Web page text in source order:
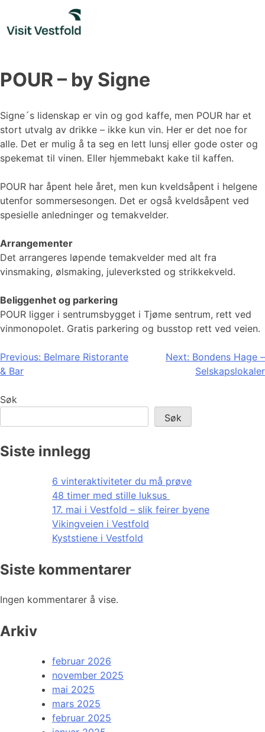
content
POUR – by Signe
Signe´s lidenskap er vin og god kaffe, men POUR har et
stort utvalg av drikke – ikke kun vin. Her er det noe for
alle. Det er mulig å ta seg en lett lunsj eller gode oster og
spekemat til vinen. Eller hjemmebakt kake til kaffen.
POUR har åpent hele året, men kun kveldsåpent i helgene
utenfor sommersesongen. Det er også kveldsåpent ved
spesielle anledninger og temakvelder.
Arrangementer
Det arrangeres løpende temakvelder med alt fra
vinsmaking, ølsmaking, juleverksted og strikkekveld.
Beliggenhet og parkering
POUR ligger i sentrumsbygget i Tjøme sentrum, rett ved
vinmonopolet. Gratis parkering og busstop rett ved veien.
Innleggsnavigasjon
Previous: Belmare Ristorante
& Bar
Next: Bondens Hage –
Selskapslokaler
Søk
Søk
Siste innlegg
6 vinteraktiviteter du må prøve
48 timer med stille luksus
17. mai i Vestfold – slik feirer byene
Vikingveien i Vestfold
Kyststiene i Vestfold
Siste kommentarer
Ingen kommentarer å vise.
Arkiv
februar 2026
november 2025
mai 2025
mars 2025
februar 2025